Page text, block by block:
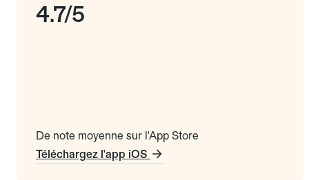
4.7/5
De note moyenne sur l'App Store
Téléchargez l'app iOS